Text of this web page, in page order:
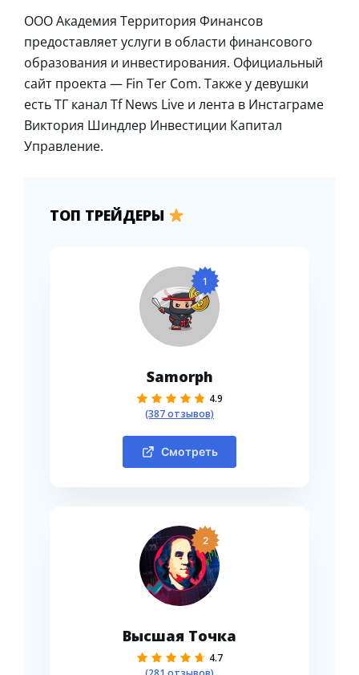
ООО Академия Территория Финансов
предоставляет услуги в области финансового
образования и инвестирования. Официальный
сайт проекта — Fin Ter Com. Также у девушки
есть ТГ канал Tf News Live и лента в Инстаграме
Виктория Шиндлер Инвестиции Капитал
Управление.
ТОП ТРЕЙДЕРЫ
1
Samorph
4.9
(387 отзывов)
Смотреть
2
Высшая Точка
4.7